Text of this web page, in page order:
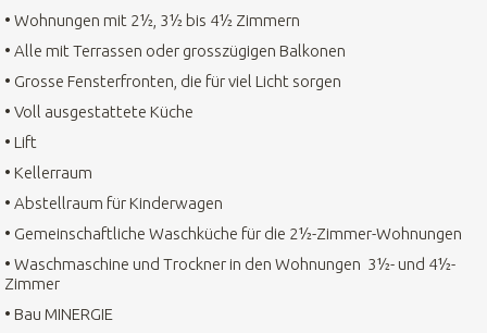
• Wohnungen mit 2½, 3½ bis 4½ Zimmern
• Alle mit Terrassen oder grosszügigen Balkonen
• Grosse Fensterfronten, die für viel Licht sorgen
• Voll ausgestattete Küche
• Lift
• Kellerraum
• Abstellraum für Kinderwagen
• Gemeinschaftliche Waschküche für die 2½-Zimmer-Wohnungen
• Waschmaschine und Trockner in den Wohnungen 3½- und 4½-
Zimmer
• Bau MINERGIE